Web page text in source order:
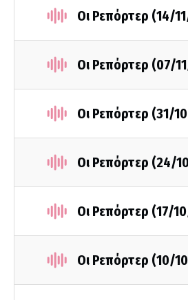
Οι Ρεπόρτερ (14/
Οι Ρεπόρτερ (07/
Οι Ρεπόρτερ (31/
Οι Ρεπόρτερ (24/
Οι Ρεπόρτερ (17/
Οι Ρεπόρτερ (10/